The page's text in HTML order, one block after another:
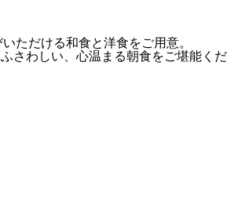
ただける和食と洋食をご用意。
さわしい、心温まる朝食をご堪能く